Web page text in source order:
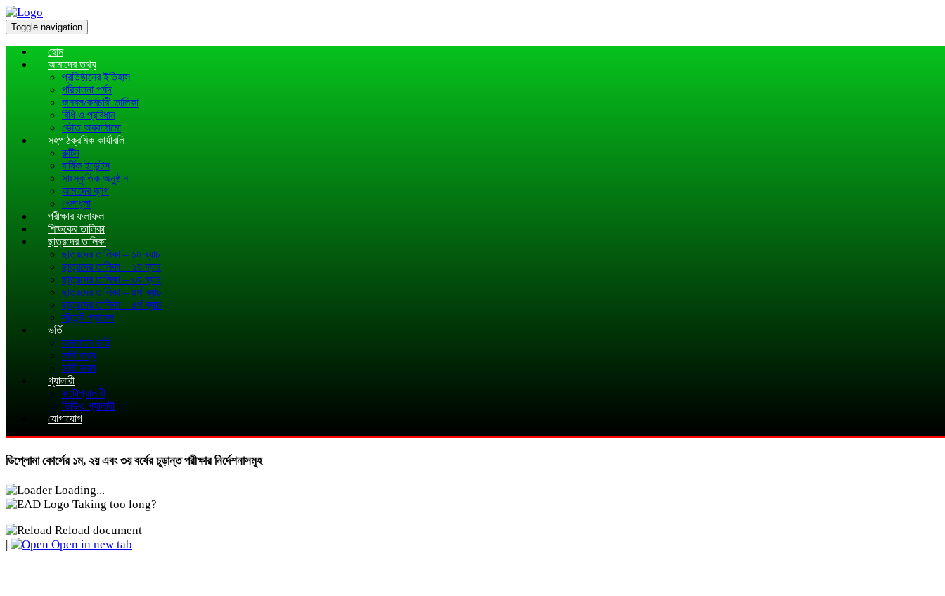
Toggle navigation
হোম
আমাদের তথ্য
প্রতিষ্ঠানের ইতিহাস
পরিচালনা পর্ষদ
জনবল/কর্মচারী তালিকা
বিধি ও প্রবিধান
ভৌত অবকাঠামো
সহপাঠক্রমিক কার্যাবলি
রুটিন
বার্ষিক ইভেন্টস
সাংস্কৃতিক অনুষ্ঠান
আমাদের ব্লগ
খেলাধূলা
পরীক্ষার ফলাফল
শিক্ষকের তালিকা
ছাত্রদের তালিকা
ছাত্রদের তালিকা – ১ম ব্যাচ
ছাত্রদের তালিকা – ২য় ব্যাচ
ছাত্রদের তালিকা – ৩য় ব্যাচ
ছাত্রদের তালিকা – ৪র্থ ব্যাচ
ছাত্রদের তালিকা – ৫র্থ ব্যাচ
স্টুডেন্ট প্যানেল
ভর্তি
অনলাইন ভর্তি
ভর্তি তথ্য
ভর্তি ফরম
গ্যালারী
ফটোগ্যালারী
ভিডিও গ্যালারী
যোগাযোগ
ডিপ্লোমা কোর্সের ১ম, ২য় এবং ৩য় বর্ষের চূড়ান্ত পরীক্ষার নির্দেশনাসমূহ
Loading...
Taking too long?
Reload document
Open in new tab